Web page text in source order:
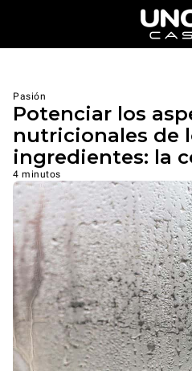
Pasión
Potenciar los
nutricionales de
ingredientes: la
4 minutos